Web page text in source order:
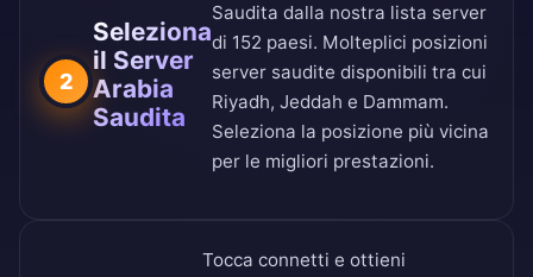
2
Seleziona
il Server
Arabia
Saudita
Saudita dalla nostra lista server
di 152 paesi. Molteplici posizioni
server saudite disponibili tra cui
Riyadh, Jeddah e Dammam.
Seleziona la posizione più vicina
per le migliori prestazioni.
Tocca connetti e ottieni